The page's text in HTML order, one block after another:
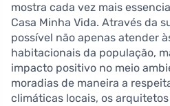
mostra cada vez mais
Casa Minha Vida. Através da
possível não apenas atender
habitacionais da população,
impacto positivo no meio
moradias de maneira a
climáticas locais, os